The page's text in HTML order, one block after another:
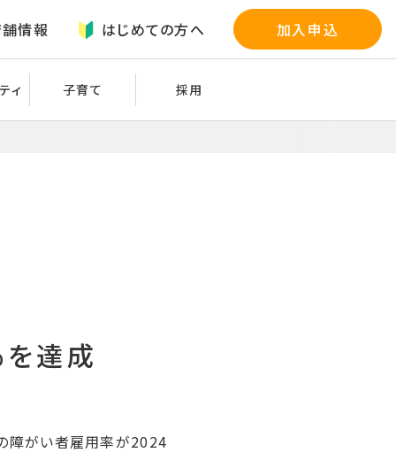
情報 はじめての方へ 加入申込
ィ 子育て 採用
達成
障がい者雇用率が2024